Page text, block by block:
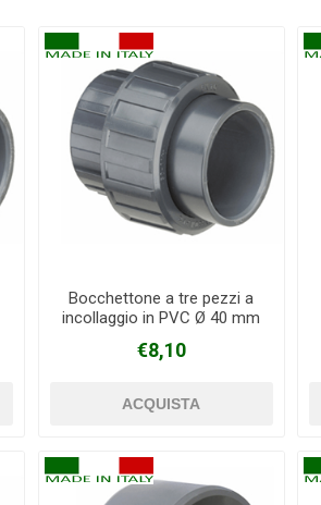
Bocchettone a tre pezzi a
incollaggio in PVC Ø 40 mm
€8,10